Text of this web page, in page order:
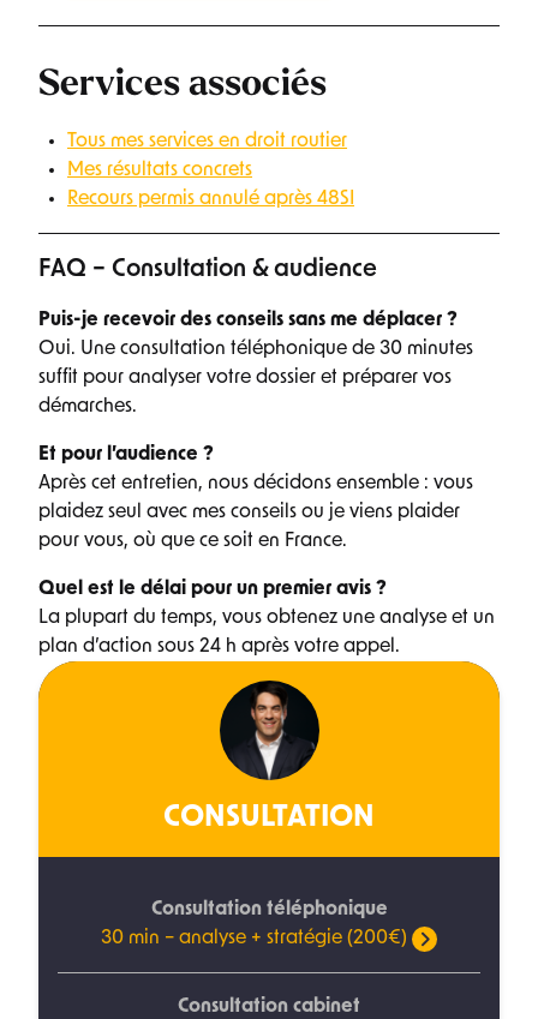
Services associés
Tous mes services en droit routier
Mes résultats concrets
Recours permis annulé après 48SI
FAQ – Consultation & audience
Puis-je recevoir des conseils sans me déplacer ?
Oui. Une consultation téléphonique de 30 minutes
suffit pour analyser votre dossier et préparer vos
démarches.
Et pour l’audience ?
Après cet entretien, nous décidons ensemble : vous
plaidez seul avec mes conseils ou je viens plaider
pour vous, où que ce soit en France.
Quel est le délai pour un premier avis ?
La plupart du temps, vous obtenez une analyse et un
plan d’action sous 24 h après votre appel.
CONSULTATION
Consultation téléphonique
30 min – analyse + stratégie (200€)
Consultation cabinet